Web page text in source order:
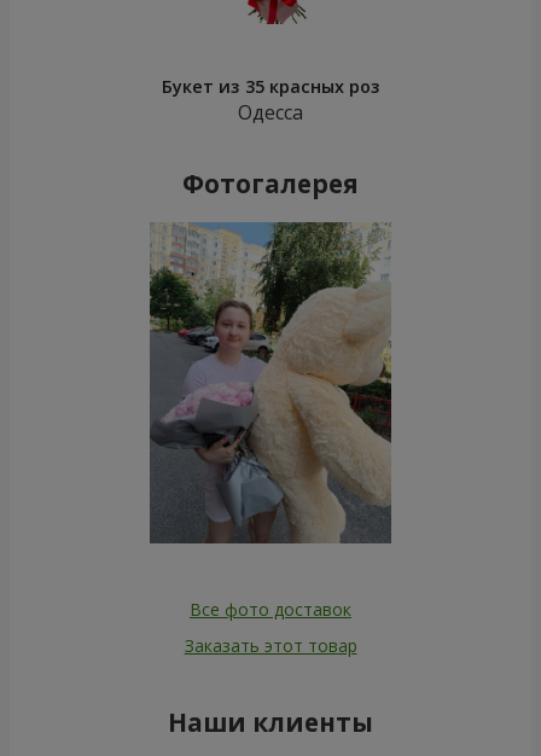
Букет из 35 красных роз
Одесса
Фотогалерея
Все фото доставок
Заказать этот товар
Наши клиенты